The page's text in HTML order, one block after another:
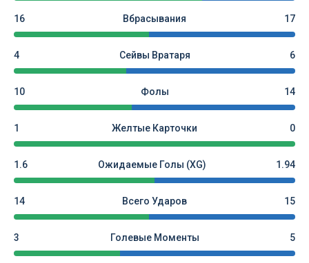
16 Вбрасывания 17
4 Сейвы Вратаря 6
10 Фолы 14
1 Желтые Карточки 0
1.6 Ожидаемые Голы (xG) 1.94
14 Всего Ударов 15
3 Голевые Моменты 5